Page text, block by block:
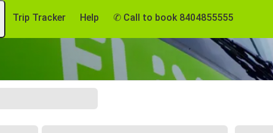
Trip Tracker Help ✆ Call to book 8404855555